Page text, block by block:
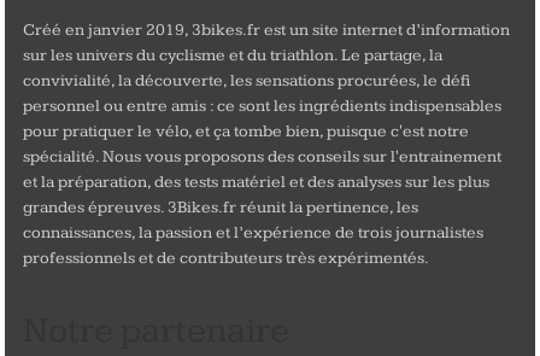
Créé en janvier 2019, 3bikes.fr est un site internet d’information
sur les univers du cyclisme et du triathlon. Le partage, la
convivialité, la découverte, les sensations procurées, le défi
personnel ou entre amis : ce sont les ingrédients indispensables
pour pratiquer le vélo, et ça tombe bien, puisque c'est notre
spécialité. Nous vous proposons des conseils sur l'entrainement
et la préparation, des tests matériel et des analyses sur les plus
grandes épreuves. 3Bikes.fr réunit la pertinence, les
connaissances, la passion et l’expérience de trois journalistes
professionnels et de contributeurs très expérimentés.